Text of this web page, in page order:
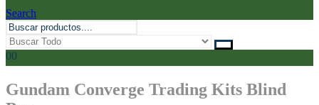
Search
00
Gundam Converge Trading Kits Blind